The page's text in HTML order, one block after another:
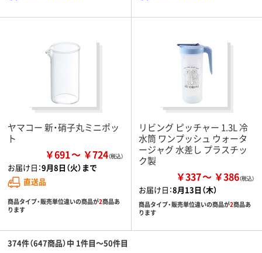
ヤマコー 新・硝子丸ミニポッ
ト
￥691 ￥724
お届け日：9月8日（火）まで
直送品
商品タイプ・販売単位違いの商品が2商品あ
ります
リビング ピッチャー 1.3L 冷
水筒 ワンプッシュ ウォータ
ージャグ 水差し プラスチッ
ク製
￥337 ￥386
お届け日：8月13日（木）
商品タイプ・販売単位違いの商品が2商品あ
ります
374件（647商品）中 1件目～50件目